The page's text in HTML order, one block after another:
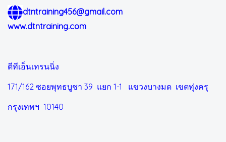
dtntraining456@gmail.com
www.dtntraining.com
ดีทีเอ็นเทรนนิ่ง
171/162 ซอยพุทธบูชา 39 แยก 1-1 แขวงบางมด เขตทุ่งครุ
กรุงเทพฯ 10140